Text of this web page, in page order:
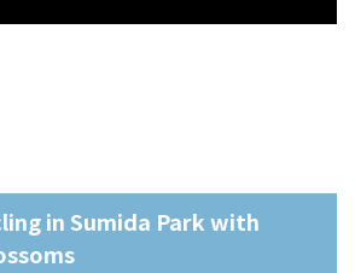
in Sumida Park with